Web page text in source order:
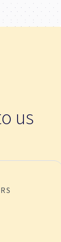
Branche
us